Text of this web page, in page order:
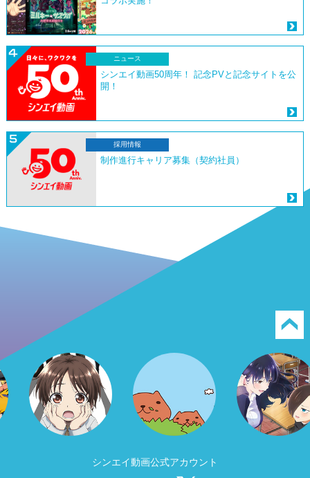
ニュース
シンエイ動画50周年！ 記念PVと記念サイトを公
開！
採用情報
制作進行キャリア募集（契約社員）
シンエイ動画公式アカウント